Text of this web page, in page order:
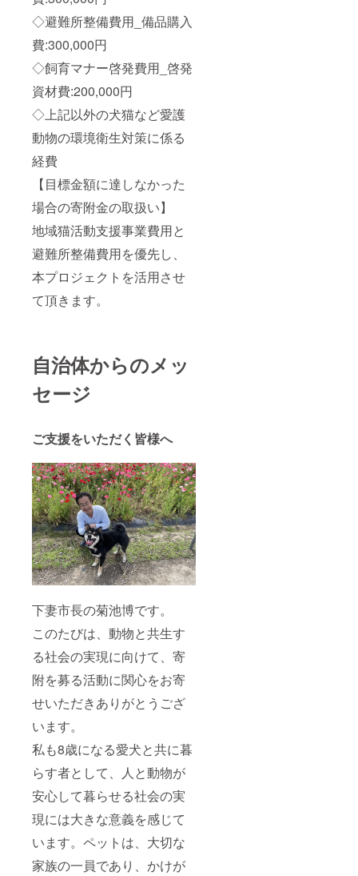
◇避難所整備費用_備品購入
費:300,000円
◇飼育マナー啓発費用_啓発
資材費:200,000円
◇上記以外の犬猫など愛護
動物の環境衛生対策に係る
経費
【目標金額に達しなかった
場合の寄附金の取扱い】
地域猫活動支援事業費用と
避難所整備費用を優先し、
本プロジェクトを活用させ
て頂きます。
自治体からのメッ
セージ
ご支援をいただく皆様へ
下妻市長の菊池博です。
このたびは、動物と共生す
る社会の実現に向けて、寄
附を募る活動に関心をお寄
せいただきありがとうござ
います。
私も8歳になる愛犬と共に暮
らす者として、人と動物が
安心して暮らせる社会の実
現には大きな意義を感じて
います。ペットは、大切な
家族の一員であり、かけが